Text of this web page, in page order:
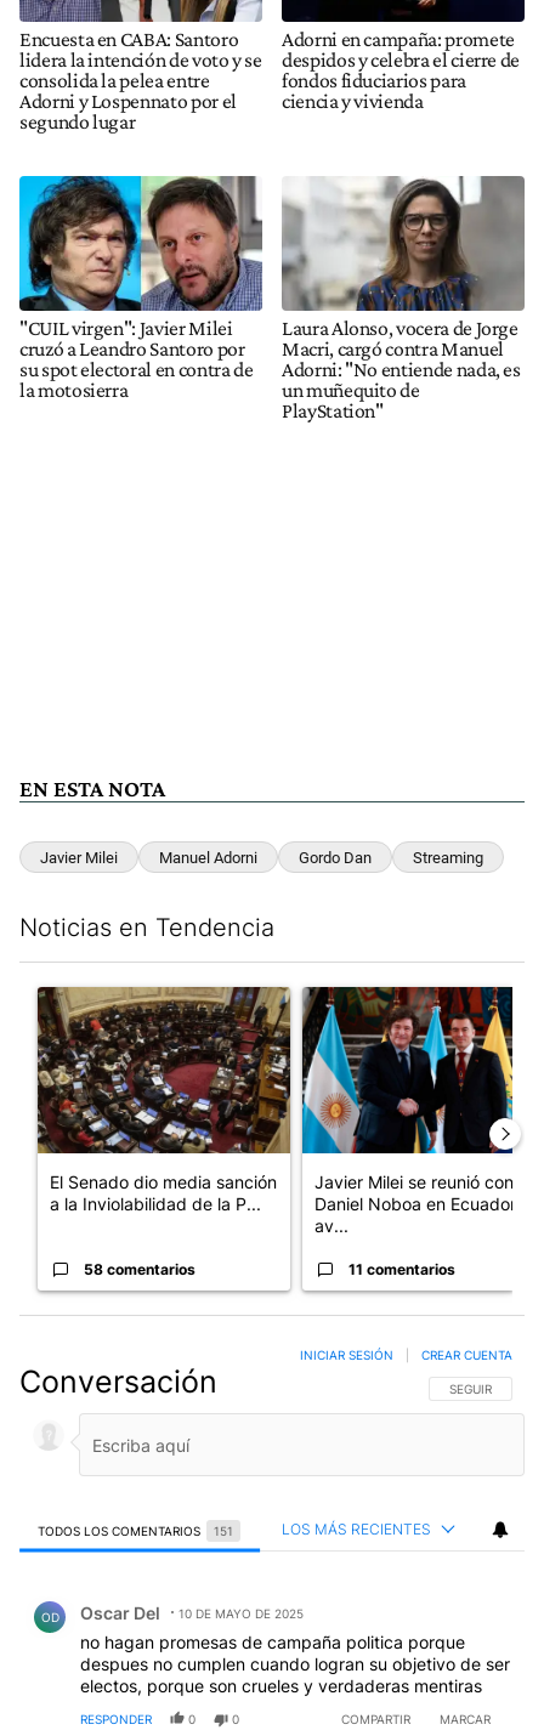
Encuesta en CABA: Santoro
lidera la intención de voto y se
consolida la pelea entre
Adorni y Lospennato por el
segundo lugar
Adorni en campaña: promete
despidos y celebra el cierre de
fondos fiduciarios para
ciencia y vivienda
"CUIL virgen": Javier Milei
cruzó a Leandro Santoro por
su spot electoral en contra de
la motosierra
Laura Alonso, vocera de Jorge
Macri, cargó contra Manuel
Adorni: "No entiende nada, es
un muñequito de
PlayStation"
EN ESTA NOTA
Javier Milei Manuel Adorni Gordo Dan Streaming
Noticias en Tendencia
Un artículo de tendencia con el título "El Senado dio media
El Senado dio media sanción
a la Inviolabilidad de la P...
58 comentarios
Un artículo de tendencia con
Javier Milei se reunió con
Daniel Noboa en Ecuador y
av...
11 comentarios
Conversación SIGA ESTA
SEGUIR
INICIAR SESIÓN CREAR CUENTA
TODOS LOS COMENTARIOS 151 LOS MÁS RECIENTES
OD Oscar Del 10 DE MAYO DE 2025
no hagan promesas de campaña politica porque
despues no cumplen cuando logran su objetivo de ser
electos, porque son crueles y verdaderas mentiras
RESPONDER 0 0 COMPARTIR
MARCAR